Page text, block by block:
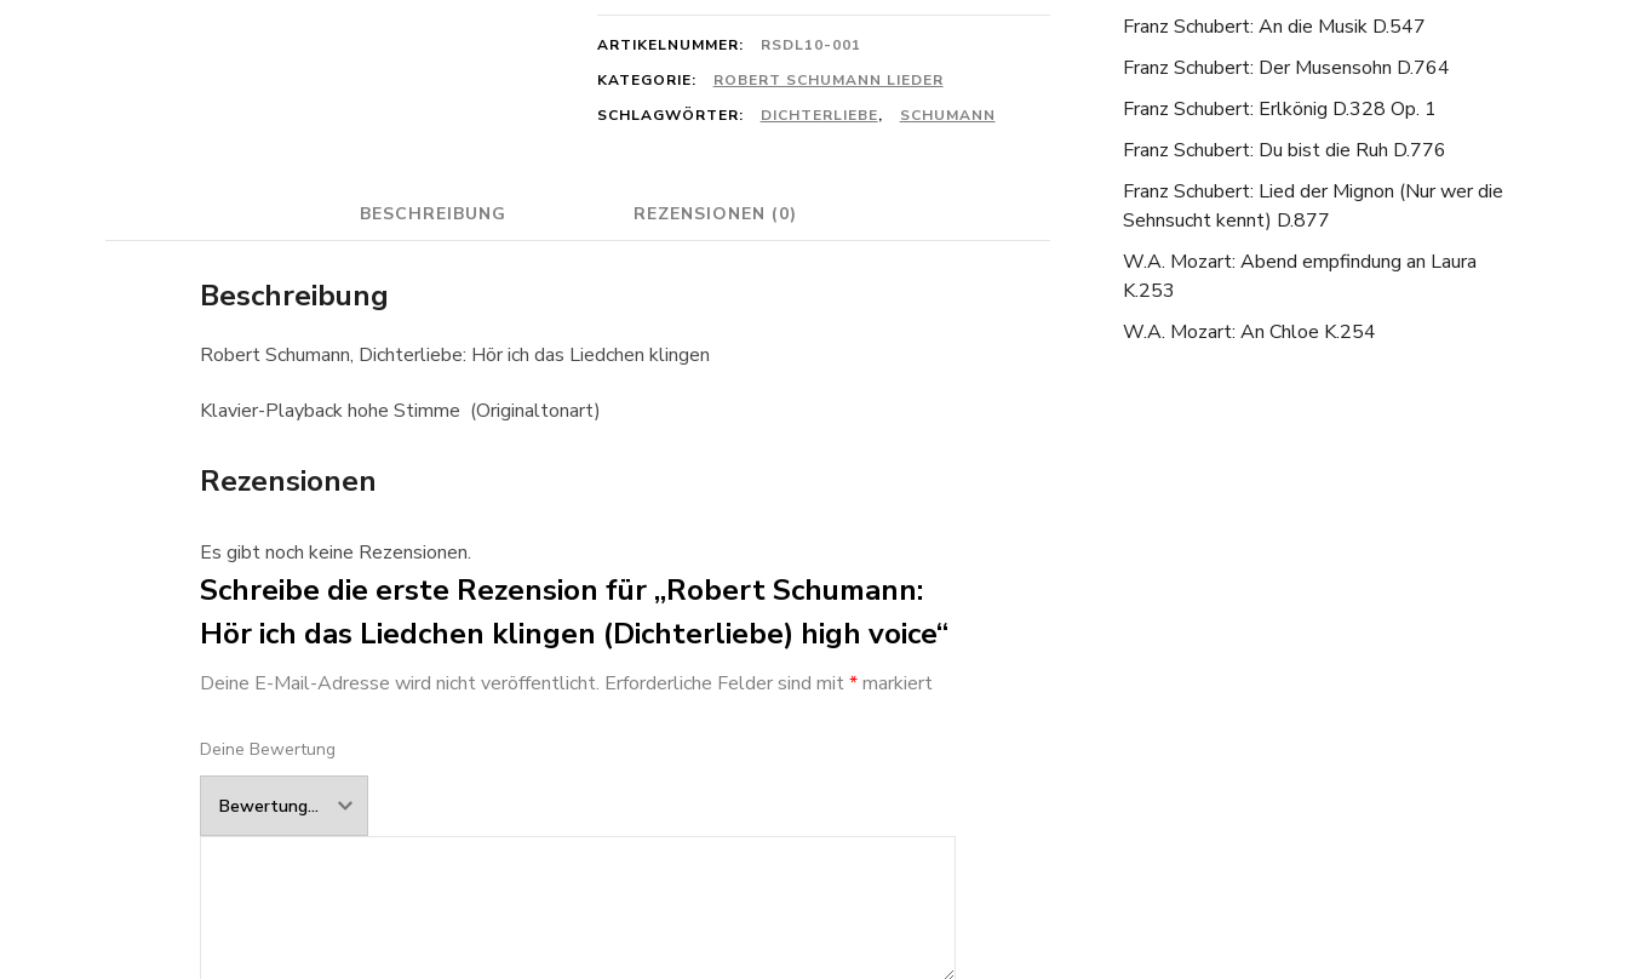
das
Liedchen
klingen
high
voice
ARTIKELNUMMER:
RSDL10-001
KATEGORIE:
ROBERT SCHUMANN LIEDER
SCHLAGWÖRTER:
DICHTERLIEBE, SCHUMANN
BESCHREIBUNG REZENSIONEN (0)
Beschreibung
Robert Schumann, Dichterliebe: Hör ich das Liedchen klingen
Klavier-Playback hohe Stimme (Originaltonart)
Rezensionen
Es gibt noch keine Rezensionen.
Schreibe die erste Rezension für „Robert Schumann:
Hör ich das Liedchen klingen (Dichterliebe) high voice“
Deine E-Mail-Adresse wird nicht veröffentlicht. Erforderliche Felder sind mit*markiert
Deine Bewertung
Franz Schubert: An die Musik D.547
Franz Schubert: Der Musensohn D.764
Franz Schubert: Erlkönig D.328 Op. 1
Franz Schubert: Du bist die Ruh D.776
Franz Schubert: Lied der Mignon (Nur wer die
Sehnsucht kennt) D.877
W.A. Mozart: Abend empfindung an Laura
K.253
W.A. Mozart: An Chloe K.254